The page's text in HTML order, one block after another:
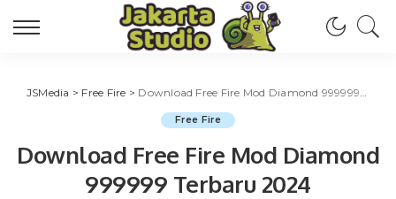
JSMedia > Free Fire > Download Free Fire Mod Diamond 999999 Terbaru 2024
Free Fire
Download Free Fire Mod Diamond
999999 Terbaru 2024